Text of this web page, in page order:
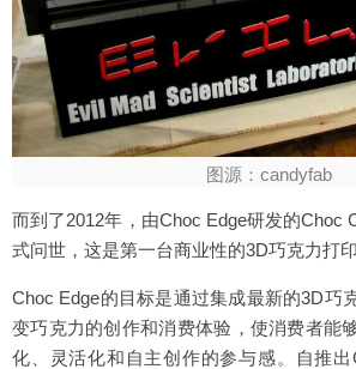
图源：candyfab
而到了2012年，由Choc Edge研发的Choc
式问世，这是第一台商业性的3D巧克力打印
Choc Edge的目标是通过集成最新的3D巧
变巧克力的创作和消费体验，使消费者能
化、灵活化和自主创作的参与感。自推出